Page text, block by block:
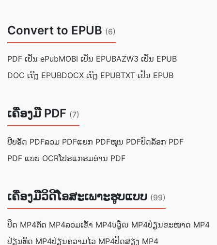
Convert to EPUB (6)
PDF ເປັນ ePubMOBI ເປັນ EPUBAZW3 ເປັນ EPUB
DOC ເຖິງ EPUBDOCX ເຖິງ EPUBTXT ເປັນ EPUB
ເຄື່ອງມື PDF (7)
ບີບອັດ PDFລວມ PDFແຍກ PDFໝຸນ PDFປົດລັອກ PDF
PDF ແບບ OCRໂປຣແກຣມອ່ານ PDF
ເຄື່ອງມືວິດີໂອສະເພາະຮູບແບບ (99)
ປິດ MP4ຕັດ MP4ລວມເຂົ້າ MP4បង្វិល MP4ປ່ຽນ​ຂະ​ໜາດ MP4
ປ່ຽນ​ທິດ MP4ປ່ຽນ​ຄວາມ​ໄວ MP4ປິດສຽງ MP4